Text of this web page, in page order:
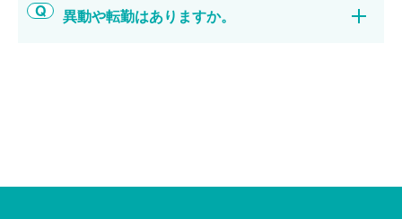
異動や転勤はありますか。